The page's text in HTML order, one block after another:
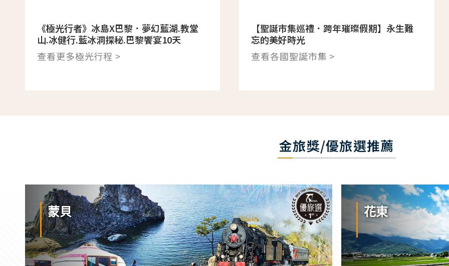
《極光行者》冰島X巴黎．夢幻藍湖.教堂
山.冰健行.藍冰洞探秘.巴黎饗宴10天
查看更多極光行程 >
【聖誕市集巡禮．跨年璀璨假期】永生難
忘的美好時光
查看各國聖誕市集 >
金旅獎/優旅選推薦
蒙貝 花東